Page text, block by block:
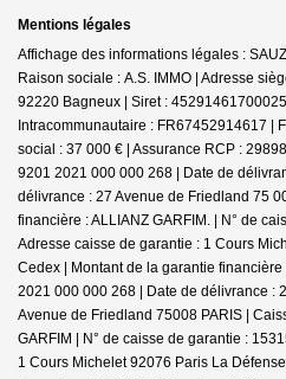
Mentions légales
Affichage des informations légales :
Raison sociale : A.S. IMMO | Adresse
92220 Bagneux | Siret :
Intracommunautaire : FR67452914617 |
social : 37 000 € | Assurance RCP :
9201 2021 000 000 268 | Date de
délivrance : 27 Avenue de Friedland 75
financière : ALLIANZ GARFIM. | N° de
Adresse caisse de garantie : 1 Cours
Cedex | Montant de la garantie financière
2021 000 000 268 | Date de délivrance :
Avenue de Friedland 75008 PARIS |
GARFIM | N° de caisse de garantie :
1 Cours Michelet 92076 Paris La